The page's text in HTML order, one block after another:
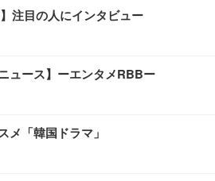
注目の人にインタビュー
ュース】ーエンタメRBBー
メ「韓国ドラマ」